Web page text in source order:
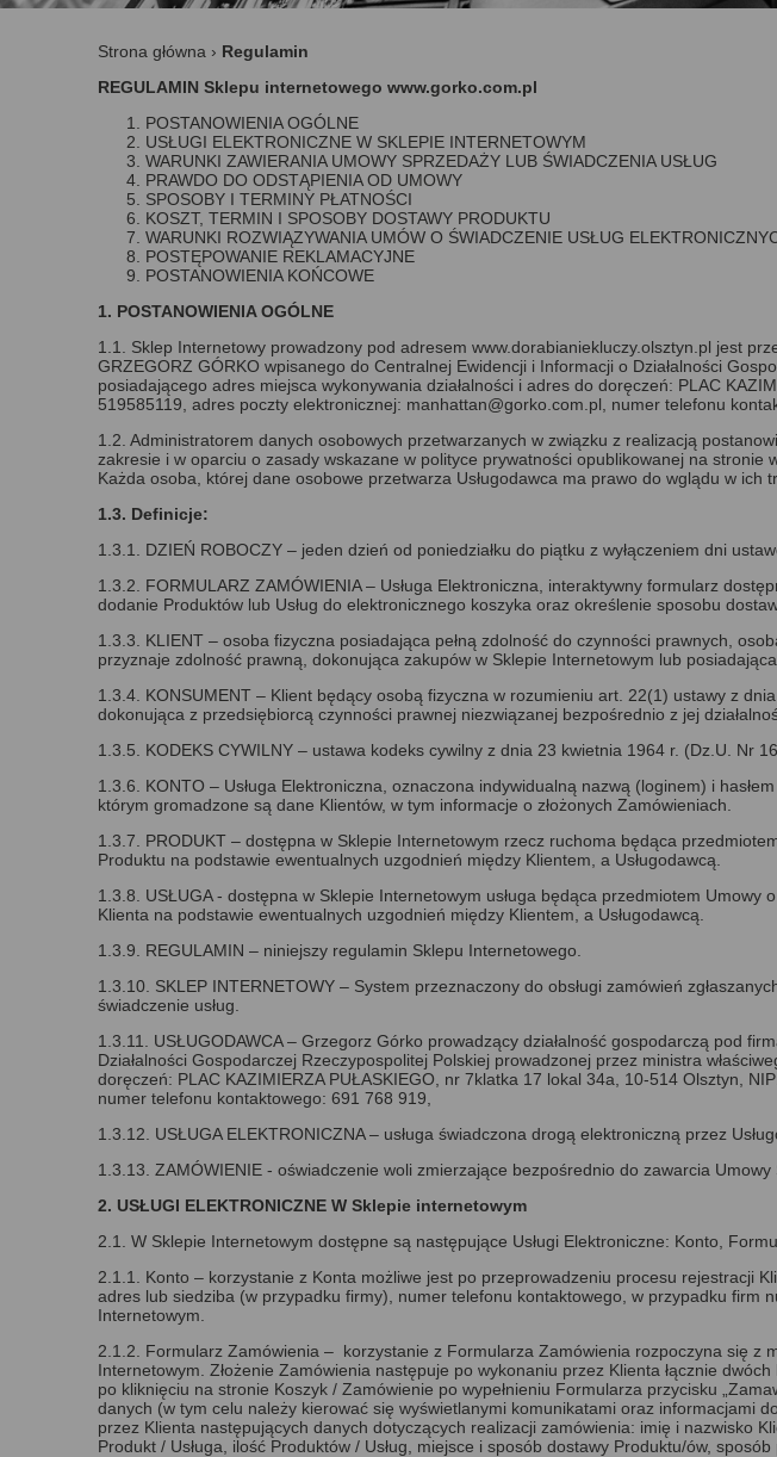
Strona główna › Regulamin
REGULAMIN Sklepu internetowego www.gorko.com.pl
POSTANOWIENIA OGÓLNE
USŁUGI ELEKTRONICZNE W SKLEPIE INTERNETOWYM
WARUNKI ZAWIERANIA UMOWY SPRZEDAŻY LUB ŚWIADCZENIA USŁUG
PRAWDO DO ODSTĄPIENIA OD UMOWY
SPOSOBY I TERMINY PŁATNOŚCI
KOSZT, TERMIN I SPOSOBY DOSTAWY PRODUKTU
WARUNKI ROZWIĄZYWANIA UMÓW O ŚWIADCZENIE USŁUG
POSTĘPOWANIE REKLAMACYJNE
POSTANOWIENIA KOŃCOWE
1. POSTANOWIENIA OGÓLNE
1.1. Sklep Internetowy prowadzony pod adresem www.dorabianiekluczy.olsztyn.pl jest
GRZEGORZ GÓRKO wpisanego do Centralnej Ewidencji i Informacji o Działalności
posiadającego adres miejsca wykonywania działalności i adres do doręczeń: PLAC
519585119, adres poczty elektronicznej: manhattan@gorko.com.pl, numer telefonu
1.2. Administratorem danych osobowych przetwarzanych w związku z realizacją
zakresie i w oparciu o zasady wskazane w polityce prywatności opublikowanej na stronie
Każda osoba, której dane osobowe przetwarza Usługodawca ma prawo do wglądu w ich
1.3. Definicje:
1.3.1. DZIEŃ ROBOCZY – jeden dzień od poniedziałku do piątku z wyłączeniem dni
1.3.2. FORMULARZ ZAMÓWIENIA – Usługa Elektroniczna, interaktywny formularz
dodanie Produktów lub Usług do elektronicznego koszyka oraz określenie sposobu
1.3.3. KLIENT – osoba fizyczna posiadająca pełną zdolność do czynności prawnych,
przyznaje zdolność prawną, dokonująca zakupów w Sklepie Internetowym lub posiadająca
1.3.4. KONSUMENT – Klient będący osobą fizyczna w rozumieniu art. 22(1) ustawy z
dokonująca z przedsiębiorcą czynności prawnej niezwiązanej bezpośrednio z jej
1.3.5. KODEKS CYWILNY – ustawa kodeks cywilny z dnia 23 kwietnia 1964 r. (Dz.U. Nr
1.3.6. KONTO – Usługa Elektroniczna, oznaczona indywidualną nazwą (loginem) i
którym gromadzone są dane Klientów, w tym informacje o złożonych Zamówieniach.
1.3.7. PRODUKT – dostępna w Sklepie Internetowym rzecz ruchoma będąca
Produktu na podstawie ewentualnych uzgodnień między Klientem, a Usługodawcą.
1.3.8. USŁUGA - dostępna w Sklepie Internetowym usługa będąca przedmiotem
Klienta na podstawie ewentualnych uzgodnień między Klientem, a Usługodawcą.
1.3.9. REGULAMIN – niniejszy regulamin Sklepu Internetowego.
1.3.10. SKLEP INTERNETOWY – System przeznaczony do obsługi zamówień
świadczenie usług.
1.3.11. USŁUGODAWCA – Grzegorz Górko prowadzący działalność gospodarczą pod
Działalności Gospodarczej Rzeczypospolitej Polskiej prowadzonej przez ministra
doręczeń: PLAC KAZIMIERZA PUŁASKIEGO, nr 7klatka 17 lokal 34a, 10-514 Olsztyn,
numer telefonu kontaktowego: 691 768 919,
1.3.12. USŁUGA ELEKTRONICZNA – usługa świadczona drogą elektroniczną przez
1.3.13. ZAMÓWIENIE - oświadczenie woli zmierzające bezpośrednio do zawarcia
2. USŁUGI ELEKTRONICZNE W Sklepie internetowym
2.1. W Sklepie Internetowym dostępne są następujące Usługi Elektroniczne: Konto,
2.1.1. Konto – korzystanie z Konta możliwe jest po przeprowadzeniu procesu rejestracji
adres lub siedziba (w przypadku firmy), numer telefonu kontaktowego, w przypadku firm
Internetowym.
2.1.2. Formularz Zamówienia – korzystanie z Formularza Zamówienia rozpoczyna się z
Internetowym. Złożenie Zamówienia następuje po wykonaniu przez Klienta łącznie
po kliknięciu na stronie Koszyk / Zamówienie po wypełnieniu Formularza przycisku
danych (w tym celu należy kierować się wyświetlanymi komunikatami oraz informacjami
przez Klienta następujących danych dotyczących realizacji zamówienia: imię i nazwisko
Produkt / Usługa, ilość Produktów / Usług, miejsce i sposób dostawy Produktu/ów, sposób